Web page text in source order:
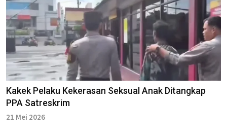
Kakek Pelaku Kekerasan Seksual Anak Ditangkap
PPA Satreskrim
21 Mei 2026